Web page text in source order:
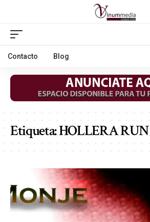
Contacto Blog
Etiqueta:HOLLERA RUN